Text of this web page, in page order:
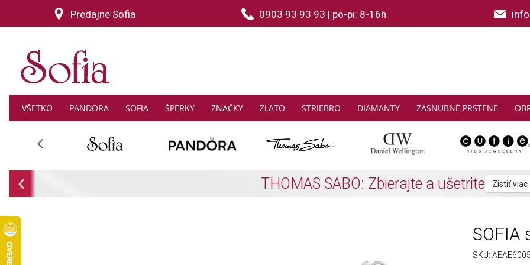
Predajne Sofia 0903 93 93 93 | po-pi: 8-16h
VŠETKO PANDORA SOFIA ŠPERKY ZNAČKY ZLATO STRIEBRO DIAMANTY ZÁSNUBNÉ PRSTENE
-30% na 2 a viac SOFIA náramkov z
SOFIA
SKU: